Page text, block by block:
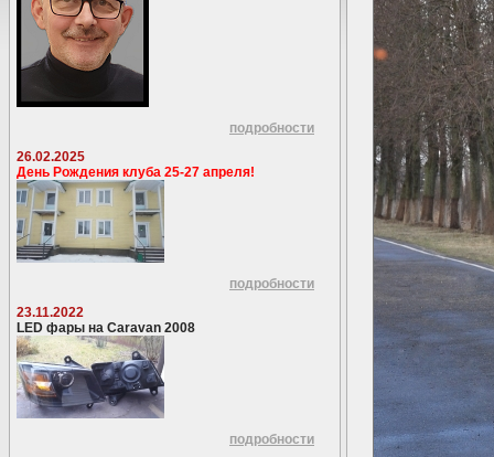
подробности
26.02.2025
День Рождения клуба 25-27 апреля!
подробности
23.11.2022
LED фары на Caravan 2008
подробности